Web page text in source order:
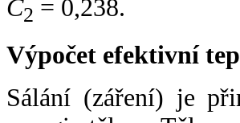
C2 = 0,238.
Výpočet efektivní
Sálání (záření) je